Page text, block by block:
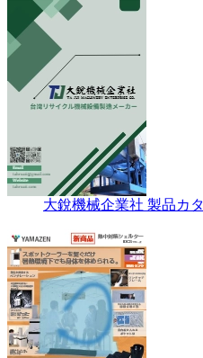
大銳機械企業社 製品カ